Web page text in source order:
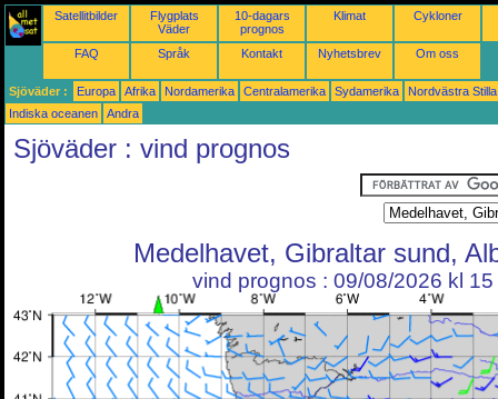
Satellitbilder
Flygplats
Väder
10-dagars
prognos
Klimat Cykloner
FAQ Språk Kontakt Nyhetsbrev Om oss
Sjöväder : Europa Afrika Nordamerika Centralamerika Sydamerika
Nordvästra
Indiska oceanen
Andra
Sjöväder : vind prognos
Medelhavet, Gibraltar sund,
vind prognos : 09/08/2026 kl